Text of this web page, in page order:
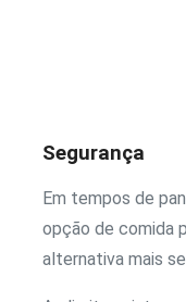
Segurança
Em tempos de
opção de comida
alternativa mais